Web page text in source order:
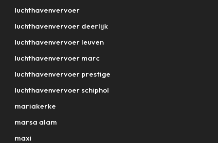
luchthavenvervoer
luchthavenvervoer deerlijk
luchthavenvervoer leuven
luchthavenvervoer marc
luchthavenvervoer prestige
luchthavenvervoer schiphol
mariakerke
marsa alam
maxi